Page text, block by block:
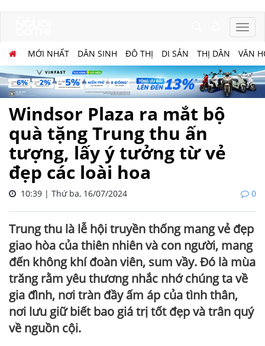
MỚI NHẤT DÂN SINH ĐÔ THỊ DI SẢN THỊ DÂN VĂN
Windsor Plaza ra mắt bộ
quà tặng Trung thu ấn
tượng, lấy ý tưởng từ vẻ
đẹp các loài hoa
10:39 | Thứ ba, 16/07/2024 0
Trung thu là lễ hội truyền thống mang vẻ đẹp
giao hòa của thiên nhiên và con người, mang
đến không khí đoàn viên, sum vầy. Đó là mùa
trăng rằm yêu thương nhắc nhớ chúng ta về
gia đình, nơi tràn đầy ấm áp của tình thân,
nơi lưu giữ biết bao giá trị tốt đẹp và trân quý
về nguồn cội.